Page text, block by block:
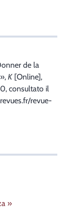
de la
K [Online],
consultato il
revue-
»